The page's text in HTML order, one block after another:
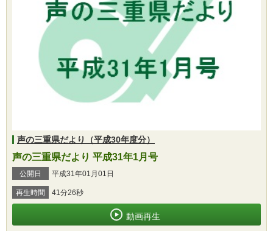
声の三重県だより（平成30年度分）
声の三重県だより 平成31年1月号
公開日 平成31年01月01日
再生時間 41分26秒
動画再生